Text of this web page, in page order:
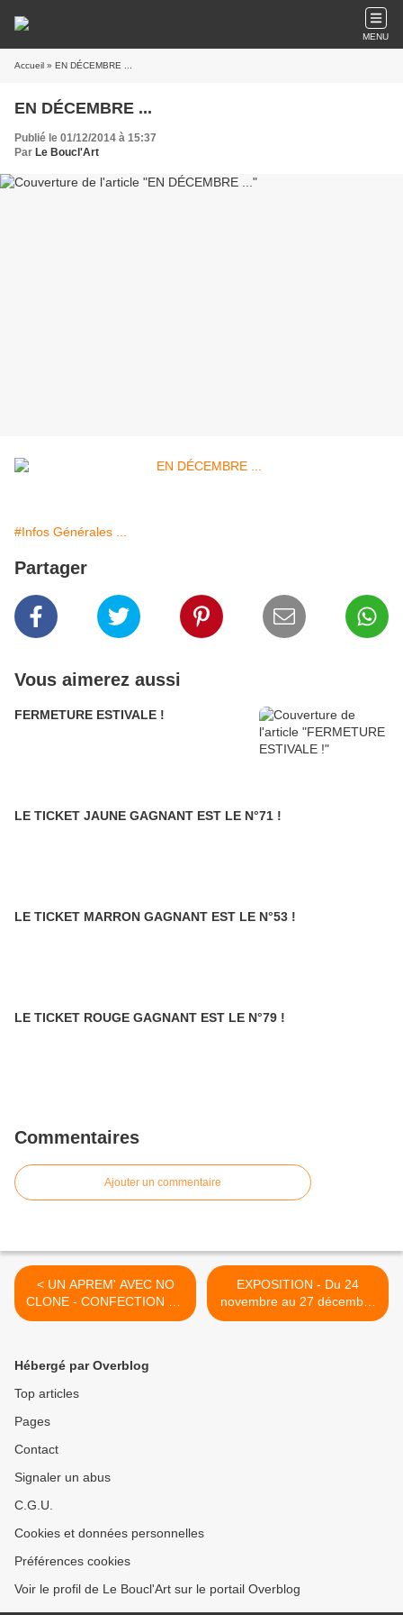
MENU
Accueil » EN DÉCEMBRE ...
EN DÉCEMBRE ...
Publié le 01/12/2014 à 15:37
Par Le Boucl'Art
#Infos Générales ...
Partager
Vous aimerez aussi
FERMETURE ESTIVALE !
LE TICKET JAUNE GAGNANT EST LE N°71 !
LE TICKET MARRON GAGNANT EST LE N°53 !
LE TICKET ROUGE GAGNANT EST LE N°79 !
Commentaires
Ajouter un commentaire
< UN APREM' AVEC NO
CLONE - CONFECTION DE
FLEURS EN TISSU -
EXPOSITION - Du 24
novembre au 27 décembre
2014 ... >
Hébergé par Overblog
Top articles
Pages
Contact
Signaler un abus
C.G.U.
Cookies et données personnelles
Préférences cookies
Voir le profil de Le Boucl'Art sur le portail Overblog